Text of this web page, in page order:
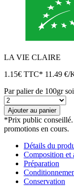
LA VIE CLAIRE
1.15€ TTC* 11.49 €/
Par palier de 100gr
quantité
de
Céréales
soufflées
au
miel
Ajouter au panier
*Prix public conseillé.
promotions en cours.
Détails du
Composition et
Préparation
Conservation